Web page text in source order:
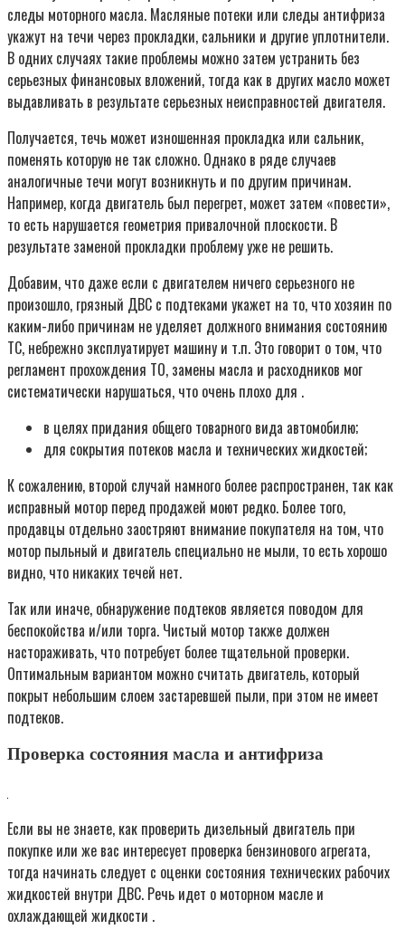
следы моторного масла. Масляные потеки или следы антифриза
укажут на течи через прокладки, сальники и другие уплотнители.
В одних случаях такие проблемы можно затем устранить без
серьезных финансовых вложений, тогда как в других масло может
выдавливать в результате серьезных неисправностей двигателя.
Получается, течь может изношенная прокладка или сальник,
поменять которую не так сложно. Однако в ряде случаев
аналогичные течи могут возникнуть и по другим причинам.
Например, когда двигатель был перегрет, может затем «повести»,
то есть нарушается геометрия привалочной плоскости. В
результате заменой прокладки проблему уже не решить.
Добавим, что даже если с двигателем ничего серьезного не
произошло, грязный ДВС с подтеками укажет на то, что хозяин по
каким-либо причинам не уделяет должного внимания состоянию
ТС, небрежно эксплуатирует машину и т.п. Это говорит о том, что
регламент прохождения ТО, замены масла и расходников мог
систематически нарушаться, что очень плохо для .
в целях придания общего товарного вида автомобилю;
для сокрытия потеков масла и технических жидкостей;
К сожалению, второй случай намного более распространен, так как
исправный мотор перед продажей моют редко. Более того,
продавцы отдельно заостряют внимание покупателя на том, что
мотор пыльный и двигатель специально не мыли, то есть хорошо
видно, что никаких течей нет.
Так или иначе, обнаружение подтеков является поводом для
беспокойства и/или торга. Чистый мотор также должен
настораживать, что потребует более тщательной проверки.
Оптимальным вариантом можно считать двигатель, который
покрыт небольшим слоем застаревшей пыли, при этом не имеет
подтеков.
Проверка состояния масла и антифриза
Если вы не знаете, как проверить дизельный двигатель при
покупке или же вас интересует проверка бензинового агрегата,
тогда начинать следует с оценки состояния технических рабочих
жидкостей внутри ДВС. Речь идет о моторном масле и
охлаждающей жидкости .